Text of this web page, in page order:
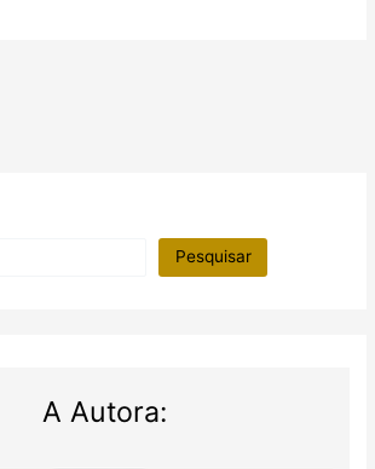
Pesquisar
A Autora: